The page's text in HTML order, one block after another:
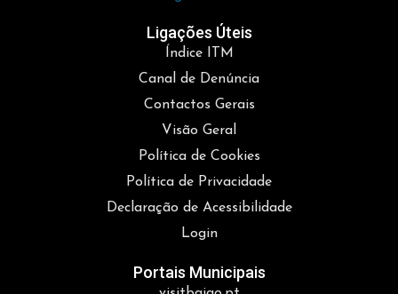
Ligações Úteis
Índice ITM
Canal de Denúncia
Contactos Gerais
Visão Geral
Política de Cookies
Política de Privacidade
Declaração de Acessibilidade
Login
Portais Municipais